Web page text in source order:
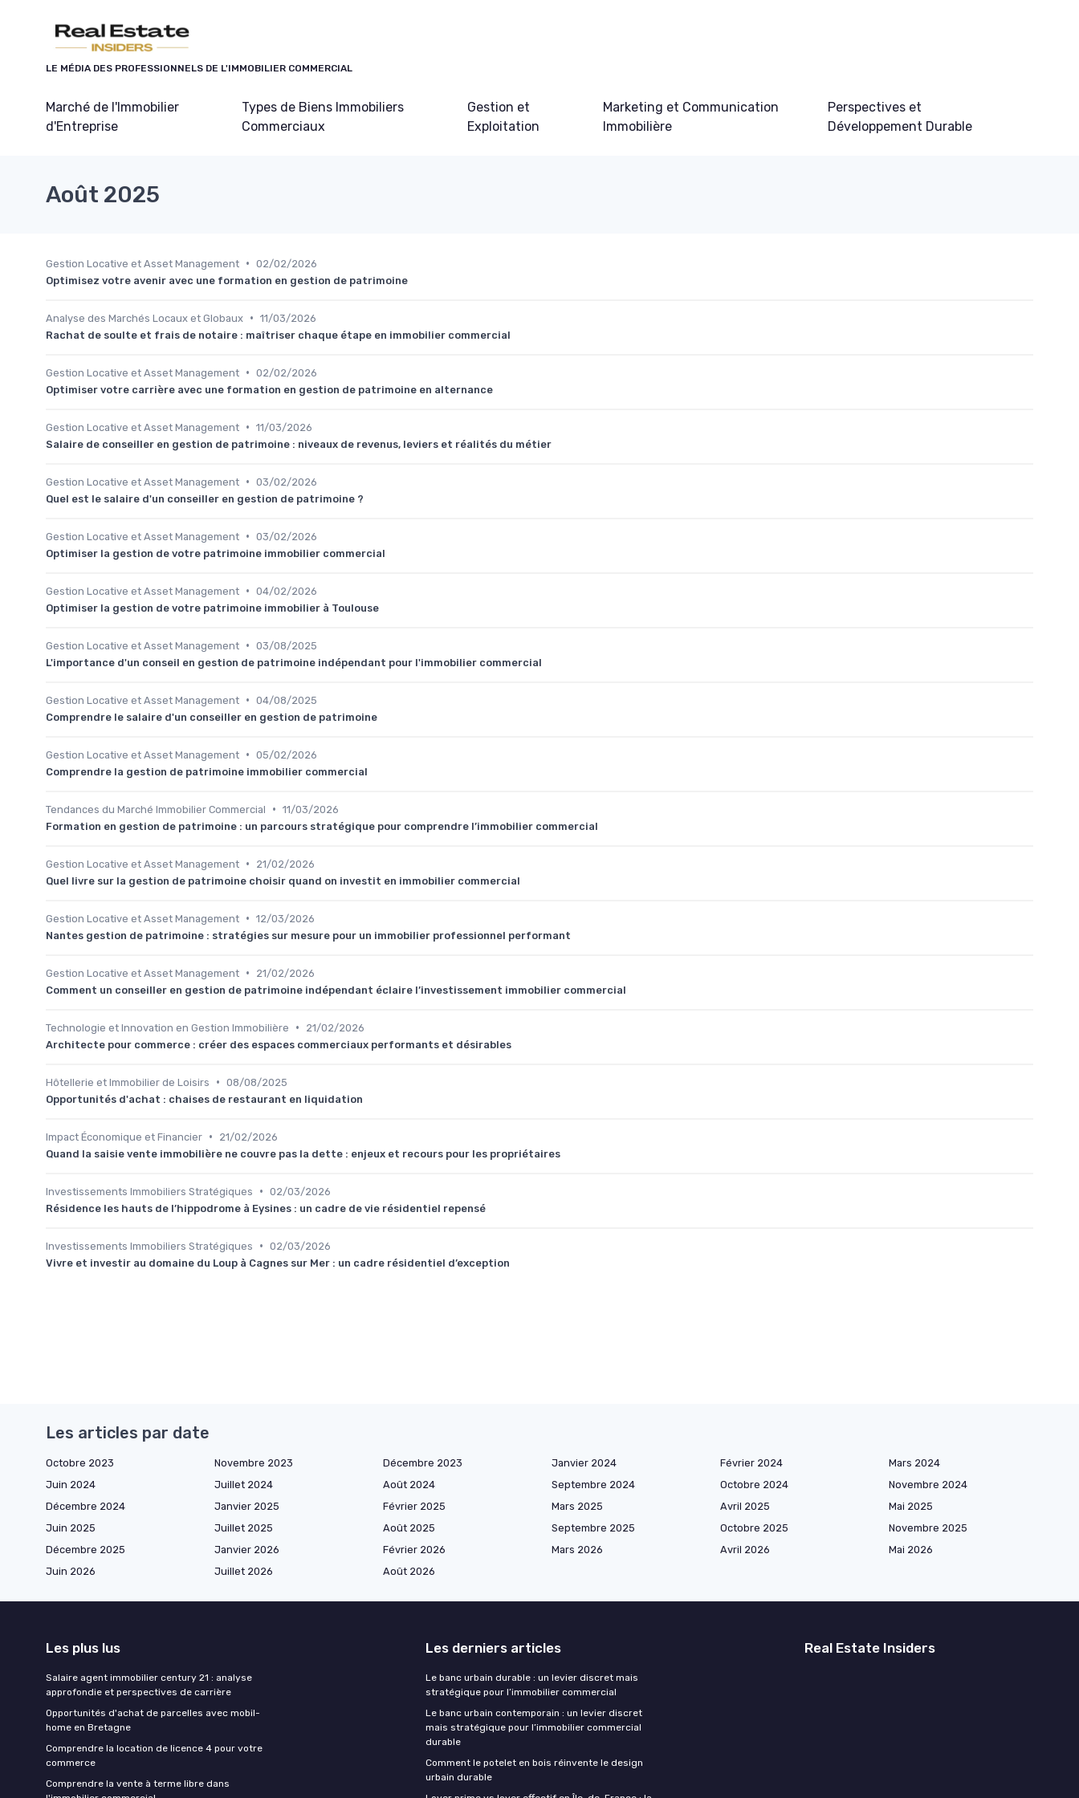
LE MÉDIA DES PROFESSIONNELS DE L'IMMOBILIER COMMERCIAL
Marché de l'Immobilier
d'Entreprise
Types de Biens Immobiliers
Commerciaux
Gestion et
Exploitation
Marketing et Communication
Immobilière
Perspectives et
Développement Durable
Août 2025
Gestion Locative et Asset Management • 02/02/2026
Optimisez votre avenir avec une formation en gestion de patrimoine
Analyse des Marchés Locaux et Globaux • 11/03/2026
Rachat de soulte et frais de notaire : maîtriser chaque étape en immobilier commercial
Gestion Locative et Asset Management • 02/02/2026
Optimiser votre carrière avec une formation en gestion de patrimoine en alternance
Gestion Locative et Asset Management • 11/03/2026
Salaire de conseiller en gestion de patrimoine : niveaux de revenus, leviers et réalités du métier
Gestion Locative et Asset Management • 03/02/2026
Quel est le salaire d'un conseiller en gestion de patrimoine ?
Gestion Locative et Asset Management • 03/02/2026
Optimiser la gestion de votre patrimoine immobilier commercial
Gestion Locative et Asset Management • 04/02/2026
Optimiser la gestion de votre patrimoine immobilier à Toulouse
Gestion Locative et Asset Management • 03/08/2025
L'importance d'un conseil en gestion de patrimoine indépendant pour l'immobilier commercial
Gestion Locative et Asset Management • 04/08/2025
Comprendre le salaire d'un conseiller en gestion de patrimoine
Gestion Locative et Asset Management • 05/02/2026
Comprendre la gestion de patrimoine immobilier commercial
Tendances du Marché Immobilier Commercial • 11/03/2026
Formation en gestion de patrimoine : un parcours stratégique pour comprendre l’immobilier commercial
Gestion Locative et Asset Management •
21/02/2026
Quel livre sur la gestion de patrimoine choisir quand on investit en immobilier commercial
Gestion Locative et Asset Management • 12/03/2026
Nantes gestion de patrimoine : stratégies sur mesure pour un immobilier professionnel performant
Gestion Locative et Asset Management •
21/02/2026
Comment un conseiller en gestion de patrimoine indépendant éclaire l’investissement immobilier commercial
Technologie et Innovation en Gestion Immobilière •
21/02/2026
Architecte pour commerce : créer des espaces commerciaux performants et désirables
Hôtellerie et Immobilier de Loisirs • 08/08/2025
Opportunités d'achat : chaises de restaurant en liquidation
Impact Économique et Financier •
21/02/2026
Quand la saisie vente immobilière ne couvre pas la dette : enjeux et recours pour les propriétaires
Investissements Immobiliers Stratégiques • 02/03/2026
Résidence les hauts de l’hippodrome à Eysines : un cadre de vie résidentiel repensé
Investissements Immobiliers Stratégiques • 02/03/2026
Vivre et investir au domaine du Loup à Cagnes sur Mer : un cadre résidentiel d’exception
Les articles par date
Octobre 2023 Novembre 2023 Décembre 2023 Janvier 2024 Février 2024
Mars 2024
Juin 2024
Juillet 2024 Août 2024 Septembre 2024 Octobre 2024
Novembre 2024
Décembre 2024
Janvier 2025 Février 2025 Mars 2025 Avril 2025
Mai 2025
Juin 2025
Juillet 2025 Août 2025 Septembre 2025 Octobre 2025
Novembre 2025
Décembre 2025
Janvier 2026 Février 2026 Mars 2026 Avril 2026
Mai 2026
Juin 2026
Juillet 2026 Août 2026
Les plus lus
Salaire agent immobilier century 21 : analyse
approfondie et perspectives de carrière
Opportunités d'achat de parcelles avec mobil-
home en Bretagne
Comprendre la location de licence 4 pour votre
commerce
Comprendre la vente à terme libre dans
Les derniers articles
Le banc urbain durable : un levier discret mais
stratégique pour l’immobilier commercial
Le banc urbain contemporain : un levier discret
mais stratégique pour l’immobilier commercial
durable
Comment le potelet en bois réinvente le design
urbain durable
Real Estate Insiders